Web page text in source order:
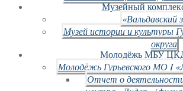
Музейный
«Вальдавский
Музей истории и культуры
округа
Молодёжь МБУ
Молодёжь Гурьевского МО I
Отчет о